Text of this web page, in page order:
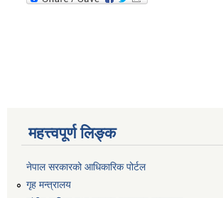
महत्त्वपूर्ण लिङ्क
नेपाल सरकारको आधिकारिक पोर्टल
गृह मन्त्रालय